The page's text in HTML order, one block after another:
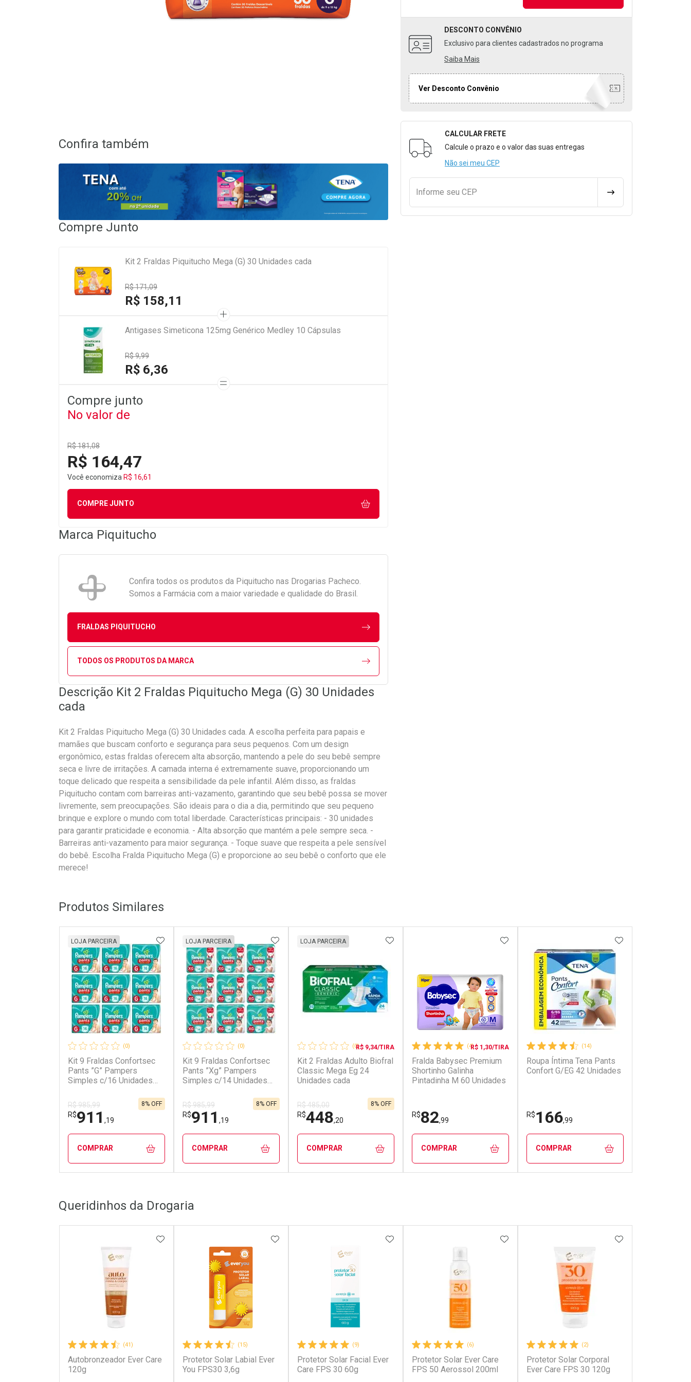
DESCONTO CONVÊNIO
Exclusivo para clientes cadastrados no programa
Saiba Mais
Ver Desconto Convênio
Formulário para Calcular o Frete
CALCULAR FRETE
Calcule o prazo e o valor das suas entregas
Não sei meu CEP
Informe seu CEP CALCULAR FRETE
Confira também
Compre Junto
Kit 2 Fraldas Piquitucho Mega (G) 30 Unidades cada
R$ 171,09
R$ 158,11
Antigases Simeticona 125mg Genérico Medley 10 Cápsulas
R$ 9,99
R$ 6,36
Compre junto
No valor de
R$ 181,08
R$ 164,47
Você economiza R$ 16,61
COMPRE JUNTO
Marca Piquitucho
Confira todos os produtos da Piquitucho nas Drogarias Pacheco.
Somos a Farmácia com a maior variedade e qualidade do Brasil.
FRALDAS PIQUITUCHO
TODOS OS PRODUTOS DA MARCA
Descrição Kit 2 Fraldas Piquitucho Mega (G) 30 Unidades
cada
Kit 2 Fraldas Piquitucho Mega (G) 30 Unidades cada. A escolha perfeita para papais e
mamães que buscam conforto e segurança para seus pequenos. Com um design
ergonômico, estas fraldas oferecem alta absorção, mantendo a pele do seu bebê sempre
seca e livre de irritações. A camada interna é extremamente suave, proporcionando um
toque delicado que respeita a sensibilidade da pele infantil. Além disso, as fraldas
Piquitucho contam com barreiras anti-vazamento, garantindo que seu bebê possa se mover
livremente, sem preocupações. São ideais para o dia a dia, permitindo que seu pequeno
brinque e explore o mundo com total liberdade. Características principais: - 30 unidades
para garantir praticidade e economia. - Alta absorção que mantém a pele sempre seca. -
Barreiras anti-vazamento para maior segurança. - Toque suave que respeita a pele sensível
do bebê. Escolha Fralda Piquitucho Mega (G) e proporcione ao seu bebê o conforto que ele
merece!
Produtos Similares
(0)
Kit 9 Fraldas Confortsec
Pants ”G” Pampers
Simples c/16 Unidades
LOJA PARCEIRA
R$ 985,99
R$911 ,19
8% OFF
ADICIONAR AOS FAVORITOS
COMPRAR
Laboratório
Ativar Desconto
Por Menos
(0)
Kit 9 Fraldas Confortsec
Pants ”Xg” Pampers
Simples c/14 Unidades
LOJA PARCEIRA
R$ 985,99
R$911 ,19
8% OFF
ADICIONAR AOS FAVORITOS
COMPRAR
Laboratório
Ativar Desconto
Por Menos
(0)R$ 9,34/TIRA
Kit 2 Fraldas Adulto Biofral
Classic Mega Eg 24
Unidades cada
LOJA PARCEIRA
R$ 485,00
R$448,20
8% OFF
ADICIONAR AOS FAVORITOS
COMPRAR
Ativar Desconto
(4)R$ 1,30/TIRA
Fralda Babysec Premium
Shortinho Galinha
Pintadinha M 60 Unidades
R$82,99
ADICIONAR AOS FAVORITOS
COMPRAR
Ativar Desconto
(14)
Roupa Íntima Tena Pants
Confort G/EG 42 Unidades
R$166,99
ADICIONAR AOS
COMPRAR
Ativar Desconto
Queridinhos da Drogaria
(41)
Autobronzeador Ever Care
120g
ADICIONAR AOS FAVORITOS
(15)
Protetor Solar Labial Ever
You FPS30 3,6g
ADICIONAR AOS FAVORITOS
(9)
Protetor Solar Facial Ever
Care FPS 30 60g
ADICIONAR AOS FAVORITOS
(6)
Protetor Solar Ever Care
FPS 50 Aerossol 200ml
ADICIONAR AOS FAVORITOS
(2)
Protetor Solar Corporal
Ever Care FPS 30 120g
ADICIONAR AOS